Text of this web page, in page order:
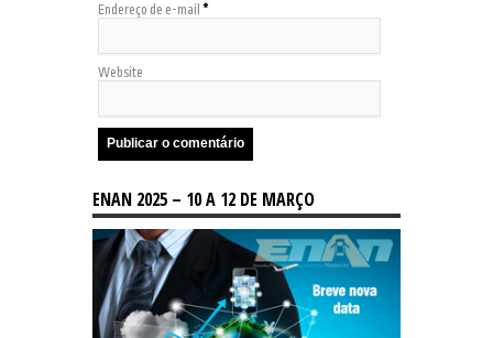
Endereço de e-mail *
Website
ENAN 2025 – 10 A 12 DE MARÇO